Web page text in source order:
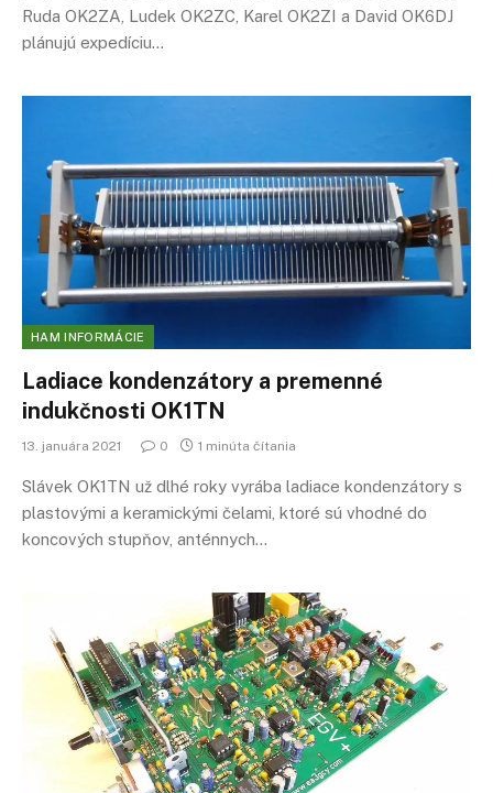
Ruda OK2ZA, Ludek OK2ZC, Karel OK2ZI a David OK6DJ
plánujú expedíciu…
HAM INFORMÁCIE
Ladiace kondenzátory a premenné
indukčnosti OK1TN
13. januára 2021 0 1 minúta čítania
Slávek OK1TN už dlhé roky vyrába ladiace kondenzátory s
plastovými a keramickými čelami, ktoré sú vhodné do
koncových stupňov, anténnych…